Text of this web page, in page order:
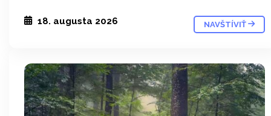
18. augusta 2026 NAVŠTÍVIŤ